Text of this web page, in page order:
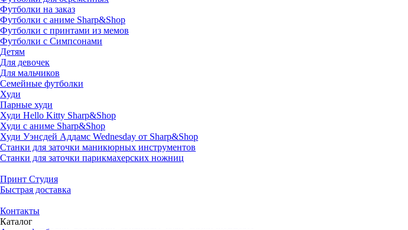
Футболки на заказ
Футболки с аниме Sharp&Shop
Футболки с принтами из мемов
Футболки с Симпсонами
Детям
Для девочек
Для мальчиков
Семейные футболки
Худи
Парные худи
Худи Hello Kitty Sharp&Shop
Худи с аниме Sharp&Shop
Худи Уэнсдей Аддамс Wednesday от Sharp&Shop
Станки для заточки маникюрных инструментов
Станки для заточки парикмахерских ножниц
Принт Студия
Быстрая доставка
Контакты
Каталог